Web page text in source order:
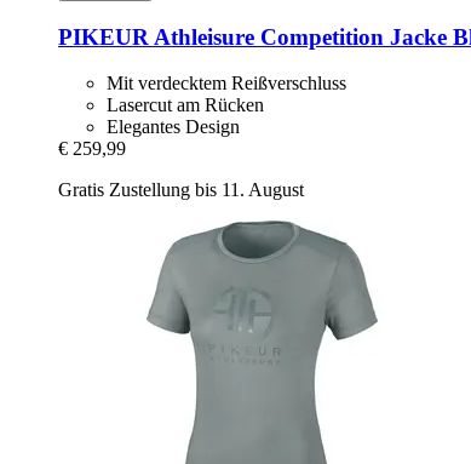
PIKEUR Athleisure Competition Jacke
Mit verdecktem Reißverschluss
Lasercut am Rücken
Elegantes Design
€ 259,99
Gratis Zustellung bis 11. August